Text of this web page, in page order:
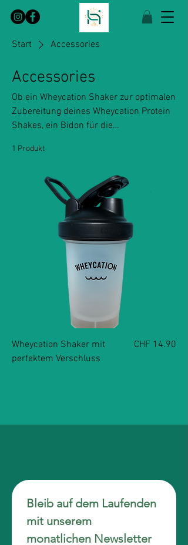
Start Accessories
Accessories
Ob ein Wheycation Shaker zur optimalen
Zubereitung deines Wheycation Protein
Shakes, ein Bidon für die
anderes, funktionales Accessoire, das
hochwertige Zusatzprodukte mit dem
Wheycation Logo.
1 Produkt
Wheycation Shaker mit
perfektem Verschluss
Preis
CHF 14.90
Bleib auf dem Laufenden
mit unserem
monatlichen Newsletter